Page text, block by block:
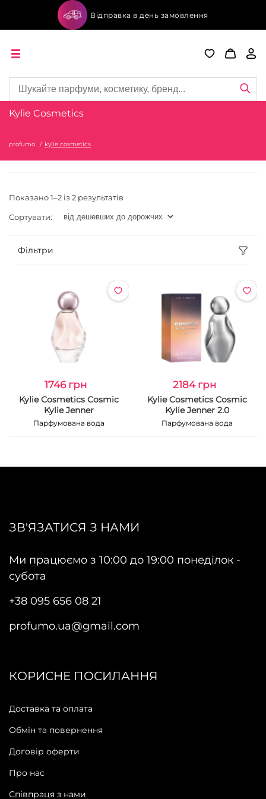
Відправка в день замовлення
Kylie Cosmetics
profumo kylie cosmetics
Показано 1–2 із 2 результатів
Сортувати:
Фільтри
1746 грн
Kylie Cosmetics Cosmic
Kylie Jenner
Парфумована вода
2184 грн
Kylie Cosmetics Cosmic
Kylie Jenner 2.0
Парфумована вода
ЗВ'ЯЗАТИСЯ З НАМИ
Ми працюємо з 10:00 до 19:00 понеділок -
субота
+38 095 656 08 21
profumo.ua@gmail.com
КОРИСНЕ ПОСИЛАННЯ
Доставка та оплата
Обмін та повернення
Договір оферти
Про нас
Співпраця з нами